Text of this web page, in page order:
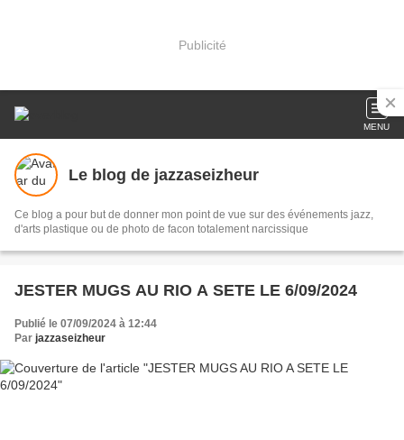
Publicité
MENU
Le blog de jazzaseizheur
Ce blog a pour but de donner mon point de vue sur des événements jazz,
d'arts plastique ou de photo de facon totalement narcissique
JESTER MUGS AU RIO A SETE LE 6/09/2024
Publié le 07/09/2024 à 12:44
Par jazzaseizheur